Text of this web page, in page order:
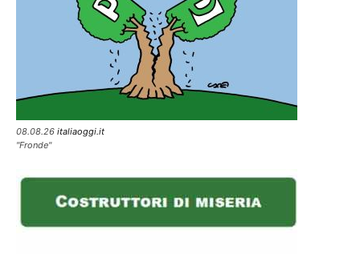
08.08.26 italiaoggi.it
"Fronde"